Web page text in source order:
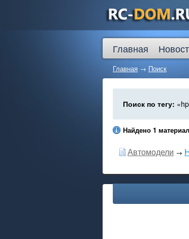
Главная
Главная → Поиск
Поиск по тегу:
Найдено 1 материал
Автомодели →